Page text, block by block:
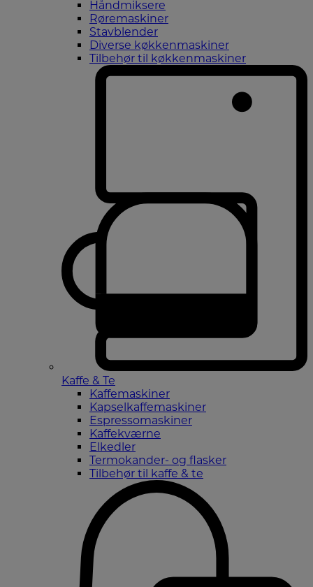
Håndmiksere
Røremaskiner
Stavblender
Diverse køkkenmaskiner
Tilbehør til køkkenmaskiner
Kaffe & Te
Kaffemaskiner
Kapselkaffemaskiner
Espressomaskiner
Kaffekværne
Elkedler
Termokander- og flasker
Tilbehør til kaffe & te